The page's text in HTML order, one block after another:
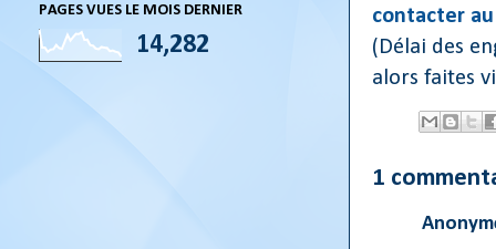
contacter
(Délai des
alors faites
1
PAGES VUES LE MOIS DERNIER
14,282